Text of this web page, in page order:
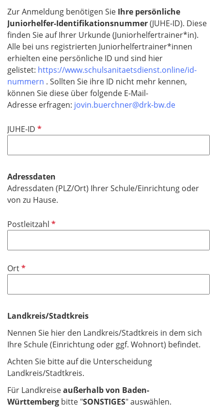
c
h
t
f
e
l
d
Zur Anmeldung benötigen Sie Ihre persönliche
Juniorhelfer-Identifikationsnummer(JUHE-ID). Diese
finden Sie auf Ihrer Urkunde (Juniorhelfertrainer*in).
Alle bei uns registrierten Juniorhelfertrainer*innen
erhielten eine persönliche ID und sind hier
gelistet: https://www.schulsanitaetsdienst.online/id-
nummern . Sollten Sie ihre ID nicht mehr kennen,
können Sie diese über folgende E-Mail-
Adresse erfragen: jovin.buerchner@drk-bw.de
JUHE-ID P
l
c
h
t
e
l
Adressdaten
Adressdaten (PLZ/Ort) Ihrer Schule/Einrichtung oder
von zu Hause.
Postleitzahl P
t
e
d
OrtP
c
t
f
e
l
Landkreis/Stadtkreis
Nennen Sie hier den Landkreis/Stadtkreis in dem sich
Ihre Schule (Einrichtung oder ggf. Wohnort) befindet.
Achten Sie bitte auf die Unterscheidung
Landkreis/Stadtkreis.
Für Landkreiseaußerhalb von Baden-
Württemberg bitte "SONSTIGES" auswählen.